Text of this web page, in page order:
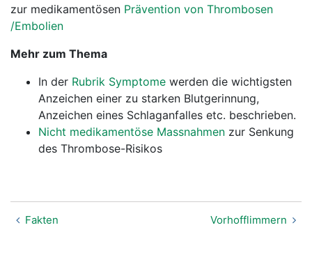
zur medikamentösen Prävention von Thrombosen
/Embolien
Mehr zum Thema
In der Rubrik Symptome werden die wichtigsten
Anzeichen einer zu starken Blutgerinnung,
Anzeichen eines Schlaganfalles etc. beschrieben.
Nicht medikamentöse Massnahmen zur Senkung
des Thrombose-Risikos
Fakten Vorhofflimmern